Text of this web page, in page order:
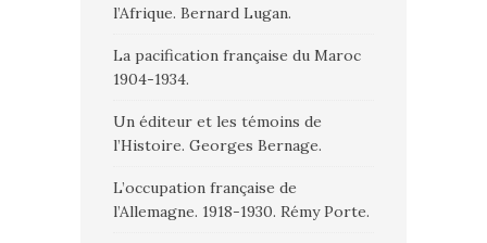
l’Afrique. Bernard Lugan.
La pacification française du Maroc
1904-1934.
Un éditeur et les témoins de
l’Histoire. Georges Bernage.
L’occupation française de
l’Allemagne. 1918-1930. Rémy Porte.